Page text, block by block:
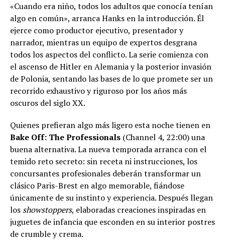
«Cuando era niño, todos los adultos que conocía tenían
algo en común», arranca Hanks en la introducción. Él
ejerce como productor ejecutivo, presentador y
narrador, mientras un equipo de expertos desgrana
todos los aspectos del conflicto. La serie comienza con
el ascenso de Hitler en Alemania y la posterior invasión
de Polonia, sentando las bases de lo que promete ser un
recorrido exhaustivo y riguroso por los años más
oscuros del siglo XX.
Quienes prefieran algo más ligero esta noche tienen en
Bake Off: The Professionals (Channel 4, 22:00) una
buena alternativa. La nueva temporada arranca con el
temido reto secreto: sin receta ni instrucciones, los
concursantes profesionales deberán transformar un
clásico Paris-Brest en algo memorable, fiándose
únicamente de su instinto y experiencia. Después llegan
los showstoppers, elaboradas creaciones inspiradas en
juguetes de infancia que esconden en su interior postres
de crumble y crema.